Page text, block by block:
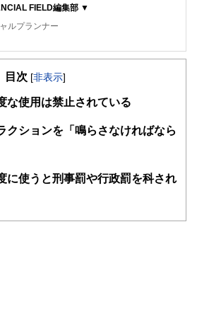
FIELD編集部 ▼
ルプランナー
集部は、金融、経済に関する記事を、日々
も理解できるようわかりやすく発信していま
お金や暮らし」に関する書籍・雑誌の編集経
、企画立案から記事掲載まですべての工程に
の特徴は、ファイナンシャルプランナー、弁
プランナー、公認会計士、社会保険労務
目次 [非表示]
な使用は禁止されている
クションを「鳴らさなければなら
に使うと刑事罰や行政罰を科され